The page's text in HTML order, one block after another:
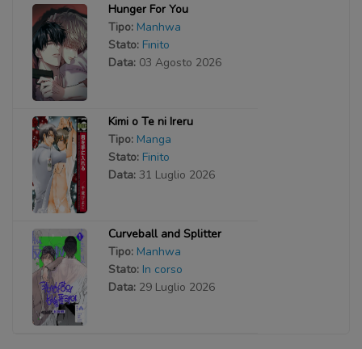
Hunger For You
Tipo: Manhwa
Stato: Finito
Data: 03 Agosto 2026
Kimi o Te ni Ireru
Tipo: Manga
Stato: Finito
Data: 31 Luglio 2026
Curveball and Splitter
Tipo: Manhwa
Stato: In corso
Data: 29 Luglio 2026